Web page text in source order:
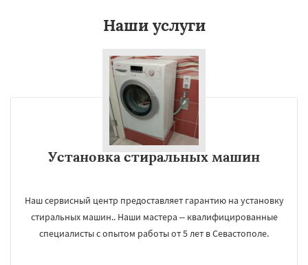
Наши услуги
Установка стиральных машин
Наш сервисный центр предоставляет гарантию на установку
стиральных машин.. Наши мастера – квалифицированные
специалисты с опытом работы от 5 лет в Севастополе.